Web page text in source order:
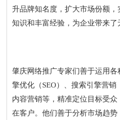
升品牌知名度，扩大市场份额
知识和丰富经验，为企业带来了
肇庆网络推广专家们善于运用各
擎优化（SEO）、搜索引擎营销
内容营销等，精准定位目标受
在客户。他们善于分析市场趋